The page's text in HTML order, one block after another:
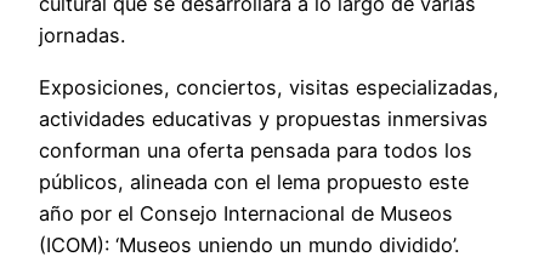
jornadas.
Exposiciones, conciertos, visitas especializadas,
actividades educativas y propuestas inmersivas
conforman una oferta pensada para todos los
públicos, alineada con el lema propuesto este
año por el Consejo Internacional de Museos
(ICOM): ‘Museos uniendo un mundo dividido’.